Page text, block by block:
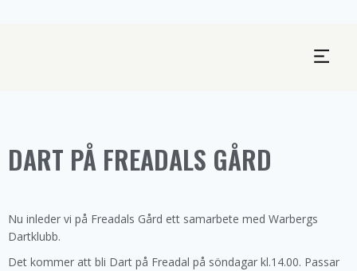
DART PÅ FREADALS GÅRD
Nu inleder vi på Freadals Gård ett samarbete med Warbergs
Dartklubb.
Det kommer att bli Dart på Freadal på söndagar kl.14.00. Passar